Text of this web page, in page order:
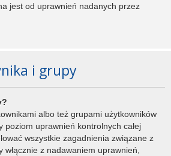
jest od uprawnień nadanych przez
i grupy
albo też grupami użytkowników
poziom uprawnień kontrolnych całej
wszystkie zagadnienia związane z
z nadawaniem uprawnień,